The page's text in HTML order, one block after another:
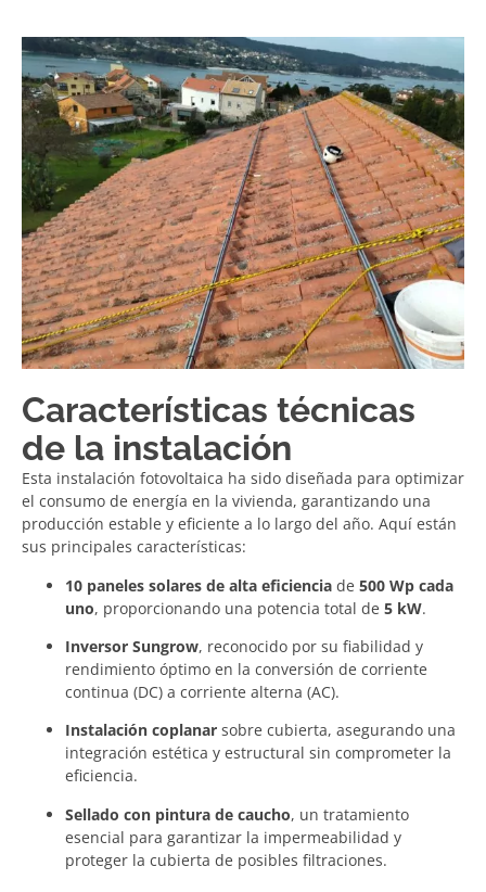
Características técnicas
de la instalación
Esta instalación fotovoltaica ha sido diseñada para optimizar
el consumo de energía en la vivienda, garantizando una
producción estable y eficiente a lo largo del año. Aquí están
sus principales características:
10 paneles solares de alta eficiencia de 500 Wp cada
uno, proporcionando una potencia total de 5 kW.
Inversor Sungrow, reconocido por su fiabilidad y
rendimiento óptimo en la conversión de corriente
continua (DC) a corriente alterna (AC).
Instalación coplanar sobre cubierta, asegurando una
integración estética y estructural sin comprometer la
eficiencia.
Sellado con pintura de caucho, un tratamiento
esencial para garantizar la impermeabilidad y
proteger la cubierta de posibles filtraciones.